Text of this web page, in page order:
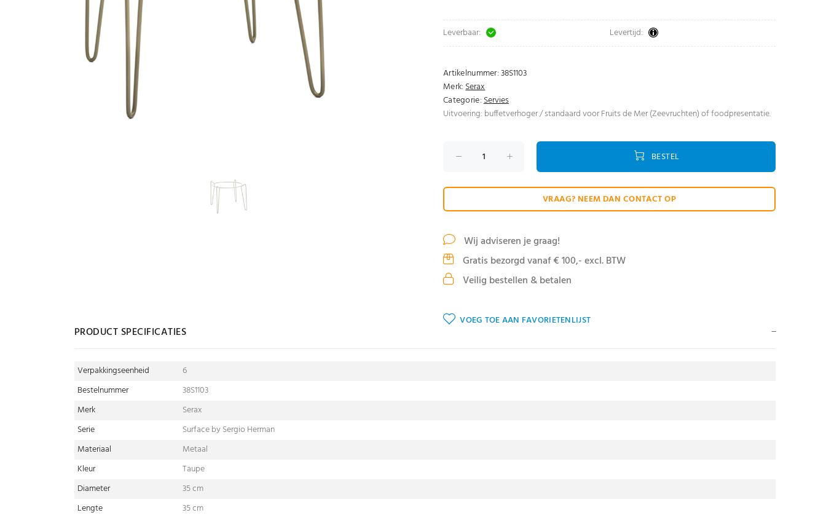
Leverbaar: Levertijd:
Artikelnummer:38S1103
Merk:Serax
Categorie:Servies
Uitvoering: buffetverhoger / standaard voor Fruits de Mer (Zeevruchten) of foodpresentatie.
BESTEL
VRAAG? NEEM DAN CONTACT OP
Wij adviseren je graag!
Gratis bezorgd vanaf € 100,- excl. BTW
Veilig bestellen & betalen
VOEG TOE AAN FAVORIETENLIJST
PRODUCT SPECIFICATIES
Verpakkingseenheid
6
Bestelnummer
38S1103
Merk
Serax
Serie
Surface by Sergio Herman
Materiaal
Metaal
Kleur
Taupe
Diameter
35 cm
Lengte
35 cm